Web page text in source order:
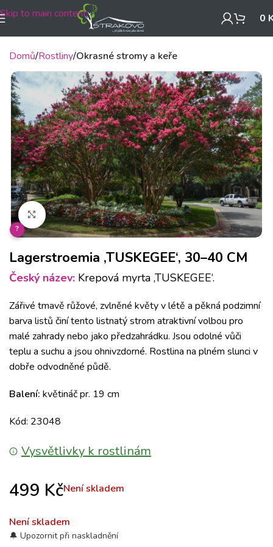
Skip to main content 0
Domů Rostliny Okrasné stromy a keře
Klikněte pro zvětšení
?
Lagerstroemia ‚TUSKEGEE‘, 30–40 CM
Český název: Krepová myrta ‚TUSKEGEE‘.
Zářivé tmavě růžové, zvlněné květy v létě a pěkná podzimní
barva listů činí tento listnatý strom atraktivní volbou pro
malé zahrady nebo jako předzahrádku. Jsou odolné vůči
teplu a suchu a jsou ohnivzdorné. Rostlina na plném slunci v
dobře odvodněné půdě.
Balení: květináč pr. 19 cm
Kód: 23048
Vysvětlivky k rostlinám
499 KčNení skladem
Není skladem